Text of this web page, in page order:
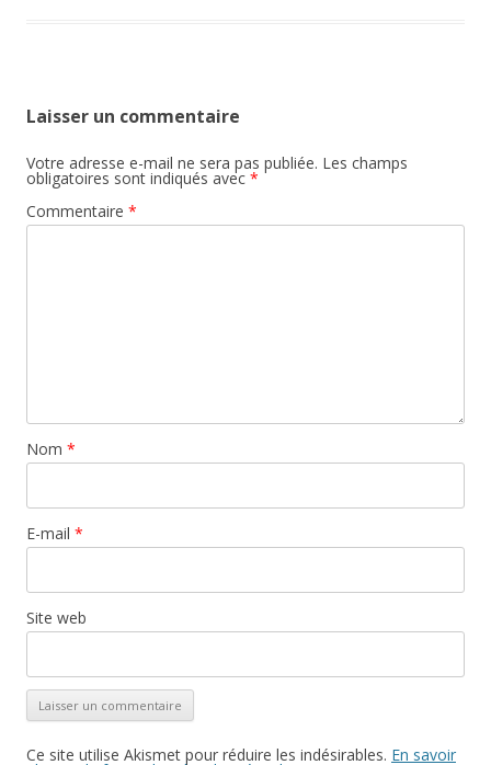
Laisser un commentaire
Votre adresse e-mail ne sera pas publiée. Les champs
obligatoires sont indiqués avec *
Commentaire *
Nom *
E-mail *
Site web
Ce site utilise Akismet pour réduire les indésirables. En savoir